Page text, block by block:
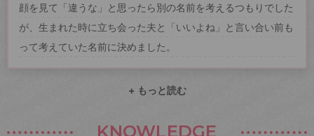
顔を見て「違うな」と思ったら別の名前を考えるつもりでした
が、生まれた時に立ち会った夫と「いいよね」と言い合い前も
って考えていた名前に決めました。
+ もっと読む
KNOWLEDGE